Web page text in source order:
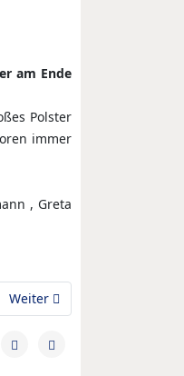
am Ende
Polster
immer
, Greta
Nächster Beitrag: wJD: Sieg
Weiter